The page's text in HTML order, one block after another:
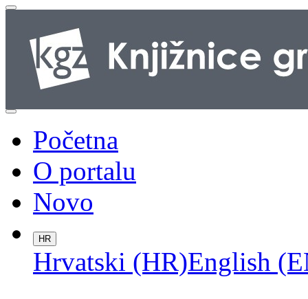
Početna
O portalu
Novo
HR
Hrvatski (HR)English